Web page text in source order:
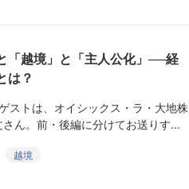
「越境」と「主人公化」──経
は？
ストは、オイシックス・ラ・大地株
ん。前・後編に分けてお送りす...
越境